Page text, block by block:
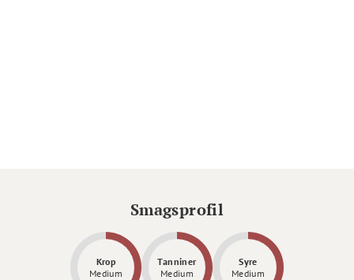
Smagsprofil
Krop
Medium
Tanniner
Medium
Syre
Medium